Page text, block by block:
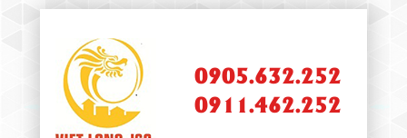
0905.632.252
0911.462.252